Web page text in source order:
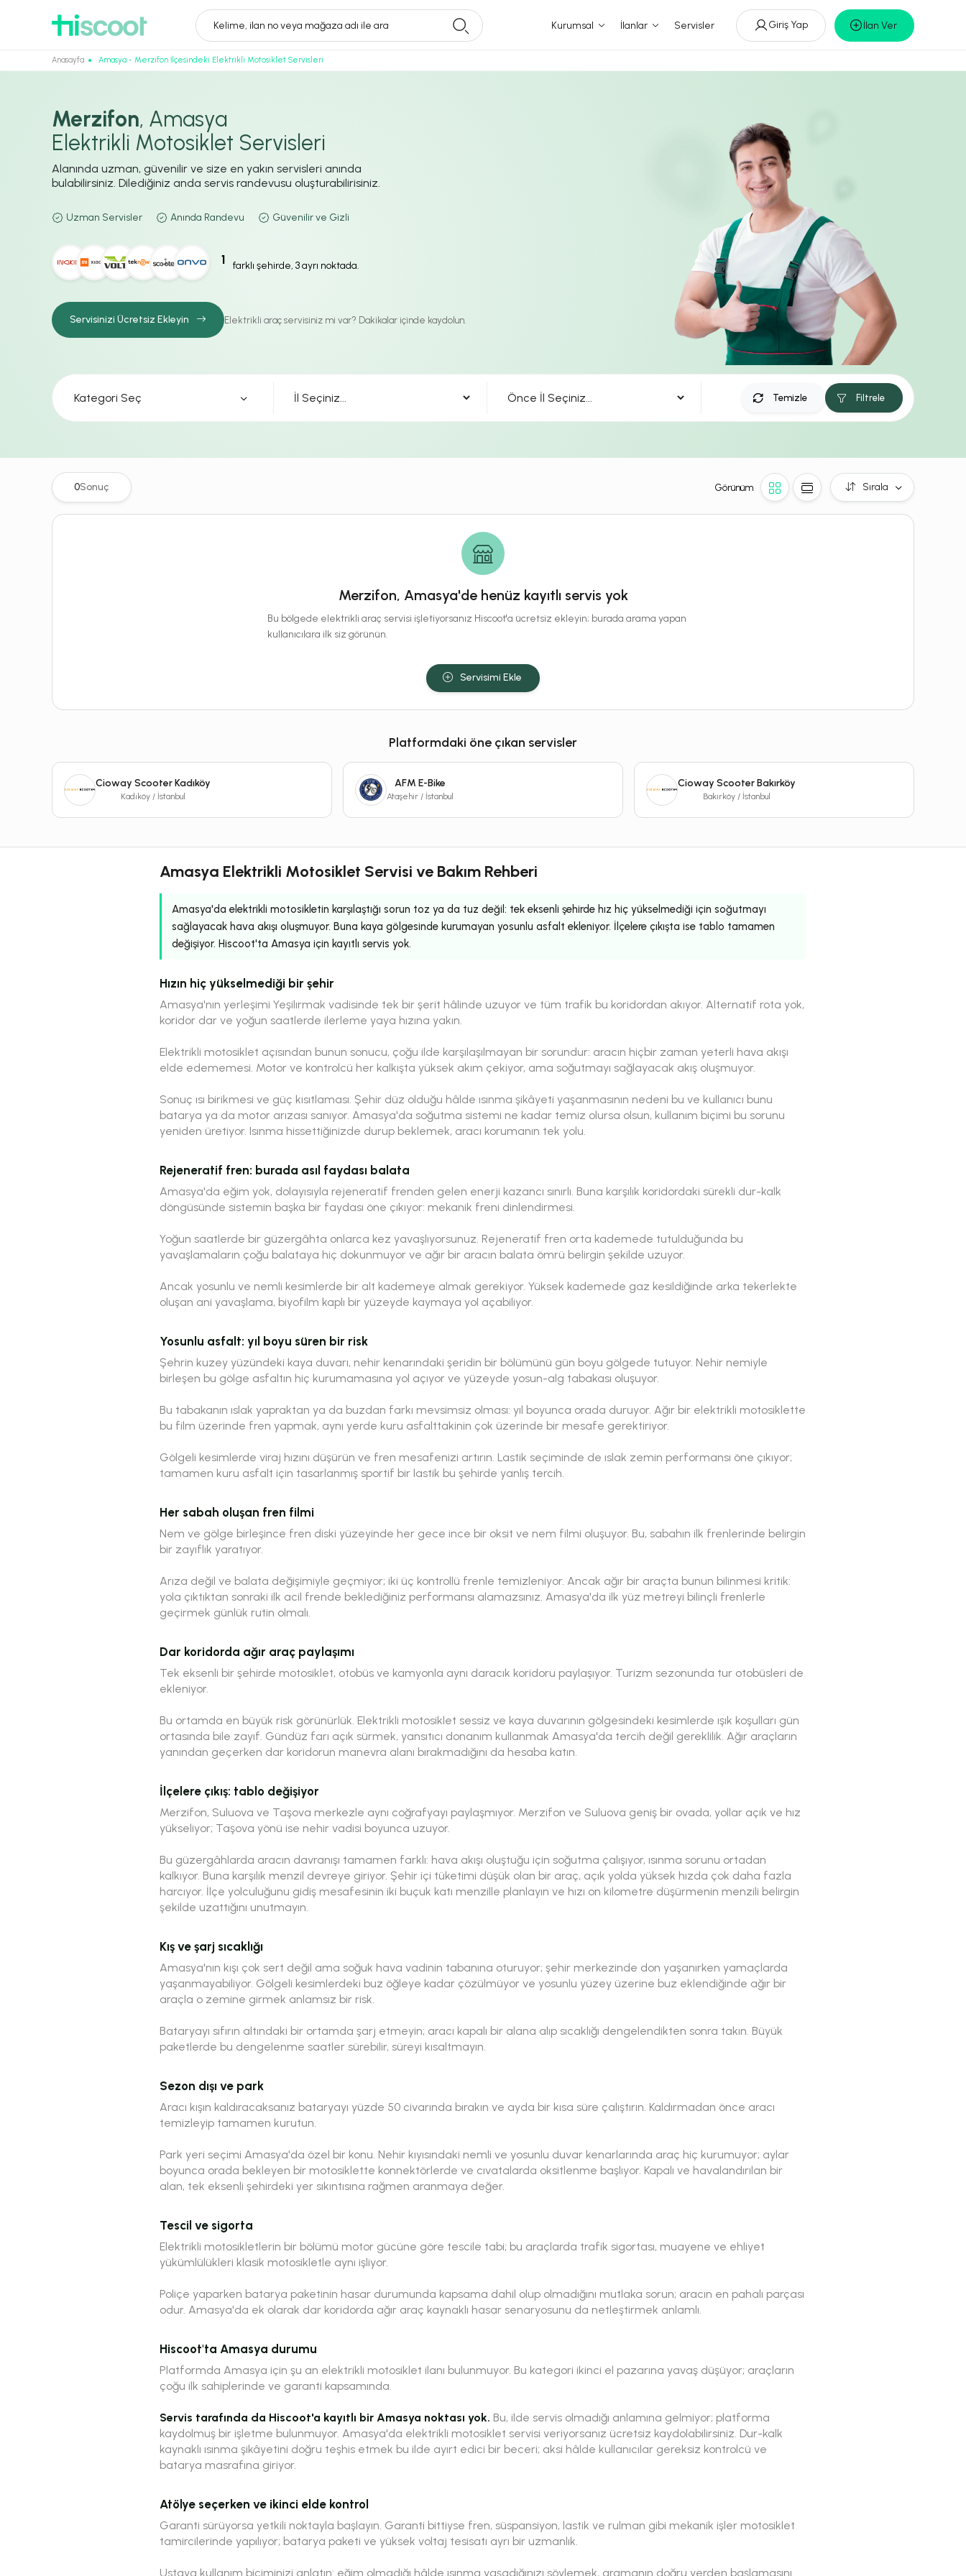
Kelime, ilan no veya mağaza adı ile ara Kurumsal İlanlar Servisler Giriş Yap İlan Ver
Anasayfa Amasya - Merzifon İlçesindeki Elektrikli Motosiklet Servisleri
Merzifon, Amasya
Elektrikli Motosiklet Servisleri
Alanında uzman, güvenilir ve size en yakın servisleri anında
bulabilirsiniz. Dilediğiniz anda servis randevusu oluşturabilirisiniz.
Uzman Servisler Anında Randevu Güvenilir ve Gizli
1 farklı şehirde, 3 ayrı noktada.
Servisinizi Ücretsiz Ekleyin Elektrikli araç servisiniz mi var? Dakikalar içinde kaydolun.
Kategori Seç Temizle Filtrele
0Sonuç Görünüm Sırala
Merzifon, Amasya'de henüz kayıtlı servis yok
Bu bölgede elektrikli araç servisi işletiyorsanız Hiscoot'a ücretsiz ekleyin; burada arama yapan
kullanıcılara ilk siz görünün.
Servisimi Ekle
Platformdaki öne çıkan servisler
Cioway Scooter Kadıköy
Kadıköy / İstanbul
AFM E-Bike
Ataşehir / İstanbul
Cioway Scooter Bakırköy
Bakırköy / İstanbul
Amasya Elektrikli Motosiklet Servisi ve Bakım Rehberi
Amasya'da elektrikli motosikletin karşılaştığı sorun toz ya da tuz değil: tek eksenli şehirde hız hiç yükselmediği için soğutmayı
sağlayacak hava akışı oluşmuyor. Buna kaya gölgesinde kurumayan yosunlu asfalt ekleniyor. İlçelere çıkışta ise tablo tamamen
değişiyor. Hiscoot'ta Amasya için kayıtlı servis yok.
Hızın hiç yükselmediği bir şehir
Amasya'nın yerleşimi Yeşilırmak vadisinde tek bir şerit hâlinde uzuyor ve tüm trafik bu koridordan akıyor. Alternatif rota yok,
koridor dar ve yoğun saatlerde ilerleme yaya hızına yakın.
Elektrikli motosiklet açısından bunun sonucu, çoğu ilde karşılaşılmayan bir sorundur: aracın hiçbir zaman yeterli hava akışı
elde edememesi. Motor ve kontrolcü her kalkışta yüksek akım çekiyor, ama soğutmayı sağlayacak akış oluşmuyor.
Sonuç ısı birikmesi ve güç kısıtlaması. Şehir düz olduğu hâlde ısınma şikâyeti yaşanmasının nedeni bu ve kullanıcı bunu
batarya ya da motor arızası sanıyor. Amasya'da soğutma sistemi ne kadar temiz olursa olsun, kullanım biçimi bu sorunu
yeniden üretiyor. Isınma hissettiğinizde durup beklemek, aracı korumanın tek yolu.
Rejeneratif fren: burada asıl faydası balata
Amasya'da eğim yok, dolayısıyla rejeneratif frenden gelen enerji kazancı sınırlı. Buna karşılık koridordaki sürekli dur-kalk
döngüsünde sistemin başka bir faydası öne çıkıyor: mekanik freni dinlendirmesi.
Yoğun saatlerde bir güzergâhta onlarca kez yavaşlıyorsunuz. Rejeneratif fren orta kademede tutulduğunda bu
yavaşlamaların çoğu balataya hiç dokunmuyor ve ağır bir aracın balata ömrü belirgin şekilde uzuyor.
Ancak yosunlu ve nemli kesimlerde bir alt kademeye almak gerekiyor. Yüksek kademede gaz kesildiğinde arka tekerlekte
oluşan ani yavaşlama, biyofilm kaplı bir yüzeyde kaymaya yol açabiliyor.
Yosunlu asfalt: yıl boyu süren bir risk
Şehrin kuzey yüzündeki kaya duvarı, nehir kenarındaki şeridin bir bölümünü gün boyu gölgede tutuyor. Nehir nemiyle
birleşen bu gölge asfaltın hiç kurumamasına yol açıyor ve yüzeyde yosun-alg tabakası oluşuyor.
Bu tabakanın ıslak yapraktan ya da buzdan farkı mevsimsiz olması: yıl boyunca orada duruyor. Ağır bir elektrikli motosiklette
bu film üzerinde fren yapmak, aynı yerde kuru asfalttakinin çok üzerinde bir mesafe gerektiriyor.
Gölgeli kesimlerde viraj hızını düşürün ve fren mesafenizi artırın. Lastik seçiminde de ıslak zemin performansı öne çıkıyor;
tamamen kuru asfalt için tasarlanmış sportif bir lastik bu şehirde yanlış tercih.
Her sabah oluşan fren filmi
Nem ve gölge birleşince fren diski yüzeyinde her gece ince bir oksit ve nem filmi oluşuyor. Bu, sabahın ilk frenlerinde belirgin
bir zayıflık yaratıyor.
Arıza değil ve balata değişimiyle geçmiyor; iki üç kontrollü frenle temizleniyor. Ancak ağır bir araçta bunun bilinmesi kritik:
yola çıktıktan sonraki ilk acil frende beklediğiniz performansı alamazsınız. Amasya'da ilk yüz metreyi bilinçli frenlerle
geçirmek günlük rutin olmalı.
Dar koridorda ağır araç paylaşımı
Tek eksenli bir şehirde motosiklet, otobüs ve kamyonla aynı daracık koridoru paylaşıyor. Turizm sezonunda tur otobüsleri de
ekleniyor.
Bu ortamda en büyük risk görünürlük. Elektrikli motosiklet sessiz ve kaya duvarının gölgesindeki kesimlerde ışık koşulları gün
ortasında bile zayıf. Gündüz farı açık sürmek, yansıtıcı donanım kullanmak Amasya'da tercih değil gereklilik. Ağır araçların
yanından geçerken dar koridorun manevra alanı bırakmadığını da hesaba katın.
İlçelere çıkış: tablo değişiyor
Merzifon, Suluova ve Taşova merkezle aynı coğrafyayı paylaşmıyor. Merzifon ve Suluova geniş bir ovada, yollar açık ve hız
yükseliyor; Taşova yönü ise nehir vadisi boyunca uzuyor.
Bu güzergâhlarda aracın davranışı tamamen farklı: hava akışı oluştuğu için soğutma çalışıyor, ısınma sorunu ortadan
kalkıyor. Buna karşılık menzil devreye giriyor. Şehir içi tüketimi düşük olan bir araç, açık yolda yüksek hızda çok daha fazla
harcıyor. İlçe yolculuğunu gidiş mesafesinin iki buçuk katı menzille planlayın ve hızı on kilometre düşürmenin menzili belirgin
şekilde uzattığını unutmayın.
Kış ve şarj sıcaklığı
Amasya'nın kışı çok sert değil ama soğuk hava vadinin tabanına oturuyor; şehir merkezinde don yaşanırken yamaçlarda
yaşanmayabiliyor. Gölgeli kesimlerdeki buz öğleye kadar çözülmüyor ve yosunlu yüzey üzerine buz eklendiğinde ağır bir
araçla o zemine girmek anlamsız bir risk.
Bataryayı sıfırın altındaki bir ortamda şarj etmeyin; aracı kapalı bir alana alıp sıcaklığı dengelendikten sonra takın. Büyük
paketlerde bu dengelenme saatler sürebilir, süreyi kısaltmayın.
Sezon dışı ve park
Aracı kışın kaldıracaksanız bataryayı yüzde 50 civarında bırakın ve ayda bir kısa süre çalıştırın. Kaldırmadan önce aracı
temizleyip tamamen kurutun.
Park yeri seçimi Amasya'da özel bir konu. Nehir kıyısındaki nemli ve yosunlu duvar kenarlarında araç hiç kurumuyor; aylar
boyunca orada bekleyen bir motosiklette konnektörlerde ve cıvatalarda oksitlenme başlıyor. Kapalı ve havalandırılan bir
alan, tek eksenli şehirdeki yer sıkıntısına rağmen aranmaya değer.
Tescil ve sigorta
Elektrikli motosikletlerin bir bölümü motor gücüne göre tescile tabi; bu araçlarda trafik sigortası, muayene ve ehliyet
yükümlülükleri klasik motosikletle aynı işliyor.
Poliçe yaparken batarya paketinin hasar durumunda kapsama dahil olup olmadığını mutlaka sorun; aracın en pahalı parçası
odur. Amasya'da ek olarak dar koridorda ağır araç kaynaklı hasar senaryosunu da netleştirmek anlamlı.
Hiscoot'ta Amasya durumu
Platformda Amasya için şu an elektrikli motosiklet ilanı bulunmuyor. Bu kategori ikinci el pazarına yavaş düşüyor; araçların
çoğu ilk sahiplerinde ve garanti kapsamında.
Servis tarafında da Hiscoot'a kayıtlı bir Amasya noktası yok. Bu, ilde servis olmadığı anlamına gelmiyor; platforma
kaydolmuş bir işletme bulunmuyor. Amasya'da elektrikli motosiklet servisi veriyorsanız ücretsiz kaydolabilirsiniz. Dur-kalk
kaynaklı ısınma şikâyetini doğru teşhis etmek bu ilde ayırt edici bir beceri; aksi hâlde kullanıcılar gereksiz kontrolcü ve
batarya masrafına giriyor.
Atölye seçerken ve ikinci elde kontrol
Garanti sürüyorsa yetkili noktayla başlayın. Garanti bittiyse fren, süspansiyon, lastik ve rulman gibi mekanik işler motosiklet
tamircilerinde yapılıyor; batarya paketi ve yüksek voltaj tesisatı ayrı bir uzmanlık.
Ustaya kullanım biçiminizi anlatın: eğim olmadığı hâlde ısınma yaşadığınızı söylemek, aramanın doğru yerden başlamasını